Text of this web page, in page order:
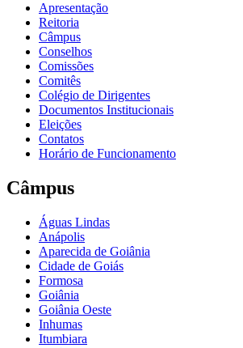
Apresentação
Reitoria
Câmpus
Conselhos
Comissões
Comitês
Colégio de Dirigentes
Documentos Institucionais
Eleições
Contatos
Horário de Funcionamento
Câmpus
Águas Lindas
Anápolis
Aparecida de Goiânia
Cidade de Goiás
Formosa
Goiânia
Goiânia Oeste
Inhumas
Itumbiara